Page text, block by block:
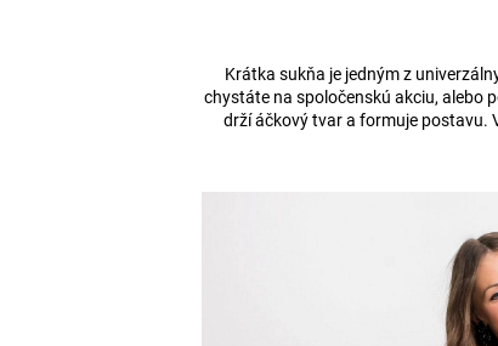
Krátka sukňa je jedným z
chystáte na spoločenskú akciu, alebo
drží áčkový tvar a formuje postavu.